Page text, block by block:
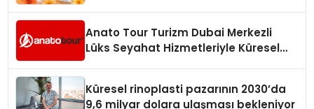
Anato Tour Turizm Dubai Merkezli
Lüks Seyahat Hizmetleriyle Küresel
Küresel rinoplasti pazarının 2030’da
9,6 milyar dolara ulaşması bekleniyor